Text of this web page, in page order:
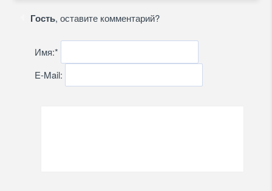
Гость, оставите комментарий?
Имя:*
E-Mail: